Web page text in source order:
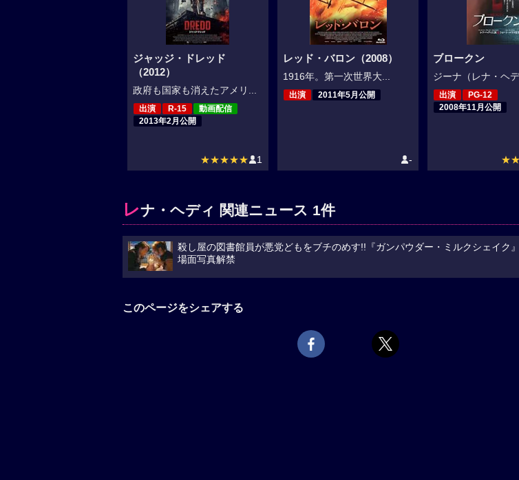
ジャッジ・ドレッド
（2012）
政府も国家も消えたアメリ...
出演 R-15
動画配信
2013年2月公開
★★★★★ 1
レッド・バロン（2008）
1916年。第一次世界大...
出演 2011年5月公開
-
ブロークン
ジーナ（レナ・ヘデ
出演
PG-12
2008年11月公開
レナ・ヘディ 関連ニュース 1件
殺し屋の図書館員が悪党どもをブチのめす!!『ガンパウダー・ミルクシェイク
場面写真解禁
このページをシェアする